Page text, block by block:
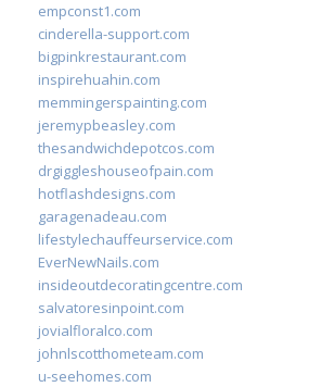
empconst1.com
cinderella-support.com
bigpinkrestaurant.com
inspirehuahin.com
memmingerspainting.com
jeremypbeasley.com
thesandwichdepotcos.com
drgiggleshouseofpain.com
hotflashdesigns.com
garagenadeau.com
lifestylechauffeurservice.com
EverNewNails.com
insideoutdecoratingcentre.com
salvatoresinpoint.com
jovialfloralco.com
johnlscotthometeam.com
u-seehomes.com